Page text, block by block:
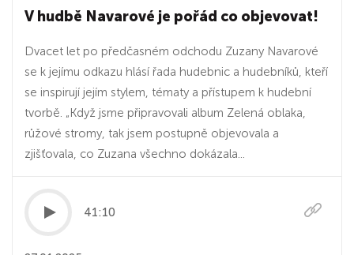
V hudbě Navarové je pořád co objevovat!
Dvacet let po předčasném odchodu Zuzany Navarové
se k jejímu odkazu hlásí řada hudebnic a hudebníků, kteří
se inspirují jejím stylem, tématy a přístupem k hudební
tvorbě. „Když jsme připravovali album Zelená oblaka,
růžové stromy, tak jsem postupně objevovala a
zjišťovala, co Zuzana všechno dokázala...
41:10